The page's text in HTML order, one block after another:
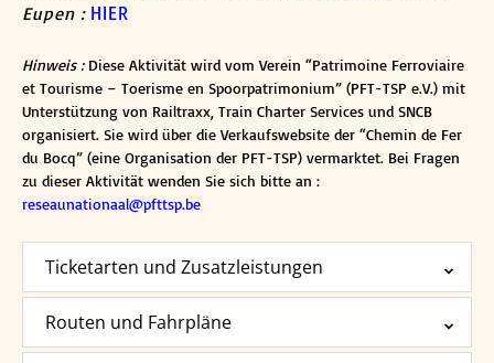
Eupen : HIER
Hinweis :Diese Aktivität wird vom Verein “Patrimoine Ferroviaire
et Tourisme – Toerisme en Spoorpatrimonium” (PFT-TSP e.V.) mit
Unterstützung von Railtraxx, Train Charter Services und SNCB
organisiert. Sie wird über die Verkaufswebsite der “Chemin de Fer
du Bocq” (eine Organisation der PFT-TSP) vermarktet. Bei Fragen
zu dieser Aktivität wenden Sie sich bitte an :
reseaunationaal@pfttsp.be
Ticketarten und Zusatzleistungen
Routen und Fahrpläne